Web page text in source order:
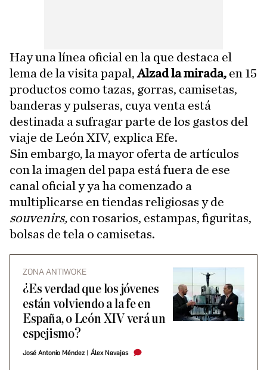
Hay una línea oficial en la que destaca el
lema de la visita papal,Alzad la mirada, en 15
productos como tazas, gorras, camisetas,
banderas y pulseras, cuya venta está
destinada a sufragar parte de los gastos del
viaje de León XIV, explica Efe.
Sin embargo, la mayor oferta de artículos
con la imagen del papa está fuera de ese
canal oficial y ya ha comenzado a
multiplicarse en tiendas religiosas y de
souvenirs, con rosarios, estampas, figuritas,
bolsas de tela o camisetas.
ZONA ANTIWOKE
¿Es verdad que los jóvenes
están volviendo a la fe en
España, o León XIV verá un
espejismo?
José Antonio Méndez | Álex Navajas